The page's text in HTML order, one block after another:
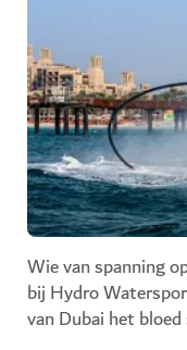
Wie van spanning
bij Hydro
van Dubai het